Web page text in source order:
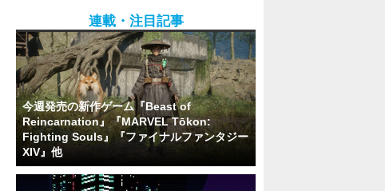
連載・注目記事
今週発売の新作ゲーム『Beast of
Reincarnation』『MARVEL Tōkon:
Fighting Souls』『ファイナルファンタジー
XIV』他